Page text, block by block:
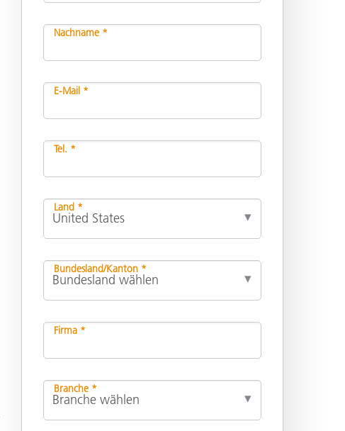
Nachname *
E-Mail *
Tel. *
Land *
Bundesland/Kanton *
Firma *
Branche *